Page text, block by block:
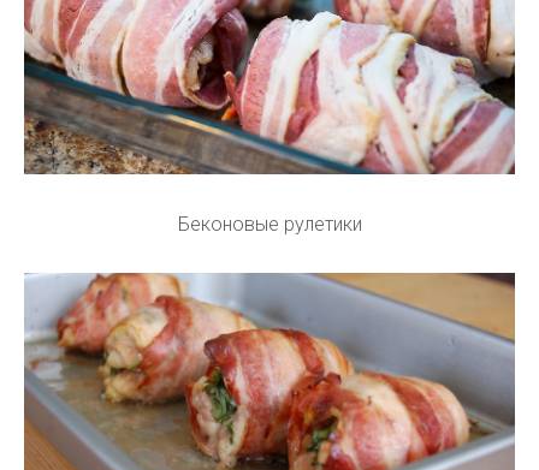
Беконовые рулетики